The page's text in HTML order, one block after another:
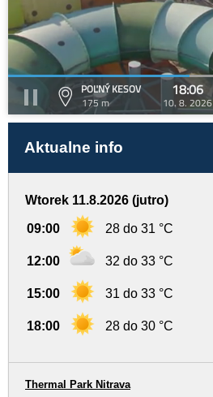
POĽNÝ KESOV
175 m
18:06
10. 8. 2026
Aktualne info
Wtorek 11.8.2026 (jutro)
09:00 28 do 31 °C
12:00 32 do 33 °C
15:00 31 do 33 °C
18:00 28 do 30 °C
Thermal Park Nitrava